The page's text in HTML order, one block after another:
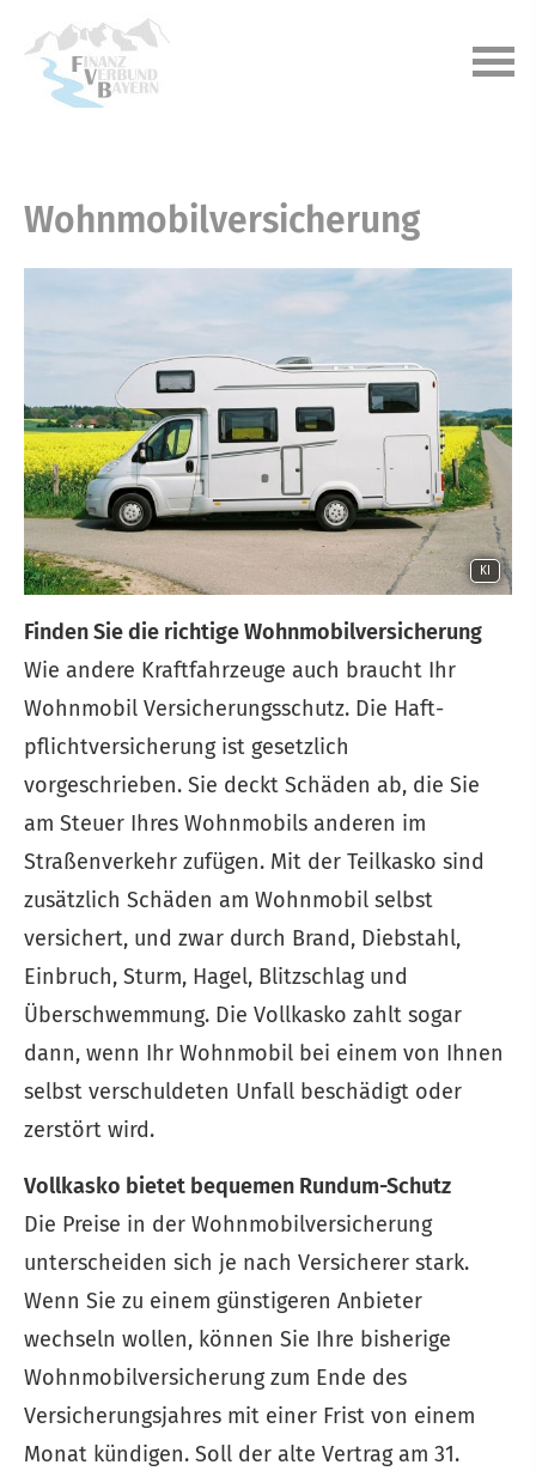
Wohnmobilversicherung
KI
Finden Sie die richtige Wohnmobilversicherung
Wie andere Kraftfahrzeuge auch braucht Ihr
Wohnmobil Versicherungsschutz. Die Haft­
pflichtversicherung ist gesetzlich
vorgeschrieben. Sie deckt Schäden ab, die Sie
am Steuer Ihres Wohnmobils anderen im
Straßenverkehr zufügen. Mit der Teilkasko sind
zusätzlich Schäden am Wohnmobil selbst
versichert, und zwar durch Brand, Diebstahl,
Einbruch, Sturm, Hagel, Blitzschlag und
Überschwemmung. Die Vollkasko zahlt sogar
dann, wenn Ihr Wohnmobil bei einem von Ihnen
selbst verschuldeten Unfall beschädigt oder
zerstört wird.
Vollkasko bietet bequemen Rundum-Schutz
Die Preise in der Wohnmobilversicherung
unterscheiden sich je nach Versicherer stark.
Wenn Sie zu einem günstigeren Anbieter
wechseln wollen, können Sie Ihre bisherige
Wohnmobilversicherung zum Ende des
Versicherungsjahres mit einer Frist von einem
Monat kündigen. Soll der alte Vertrag am 31.